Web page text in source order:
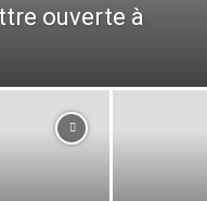
ouverte à